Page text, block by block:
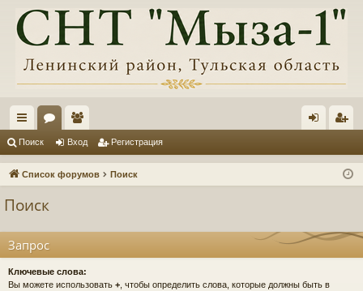
с
ы ум
ол
ьз д ис
ия
Поиск Вход Регистрация
Список форумов Поиск
Поиск
Запрос
Ключевые слова:
Вы можете использовать + , чтобы определить слова, которые должны быть в